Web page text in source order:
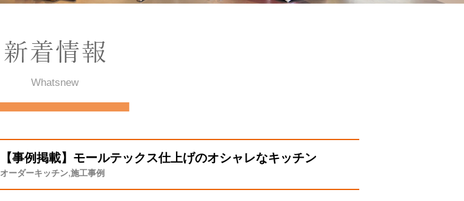
Whatsnew
【事例掲載】モールテックス仕上げのオシャレなキッチン
オーダーキッチン,施工事例